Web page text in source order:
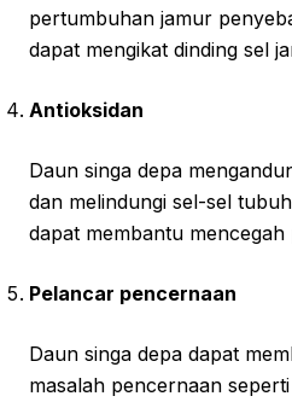
pertumbuhan jamur
dapat mengikat dinding sel
Antioksidan
Daun singa depa
dan melindungi sel-sel
dapat membantu
Pelancar pencernaan
Daun singa depa dapat
masalah pencernaan